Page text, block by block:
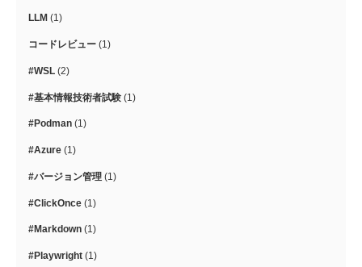
LLM (1)
コードレビュー (1)
#WSL (2)
#基本情報技術者試験 (1)
#Podman (1)
#Azure (1)
#バージョン管理 (1)
#ClickOnce (1)
#Markdown (1)
#Playwright (1)